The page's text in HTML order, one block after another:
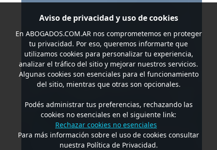
Aviso de privacidad y uso de cookies
En ABOGADOS.COM.ARnos comprometemos en proteger
tu privacidad. Por eso, queremos informarte que
utilizamos cookies para personalizar tu experiencia,
analizar el tráfico del sitio y mejorar nuestros servicios.
Algunas cookies son esenciales para el funcionamiento
del sitio, mientras que otras son opcionales.
Podés administrar tus preferencias, rechazando las
cookies no esenciales en el siguiente link:
Rechazar cookies no esenciales
Para más información sobre el uso de cookies consultar
nuestra Política de Privacidad.